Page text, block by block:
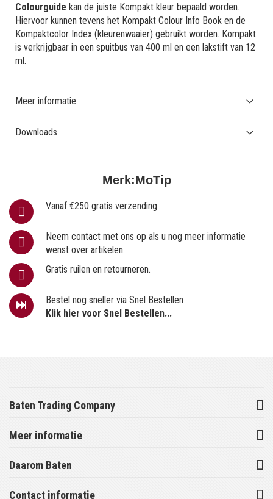
Merk:MoTip
Vanaf €250 gratis verzending
Neem contact met ons op als u nog meer informatie
wenst over artikelen.
Gratis ruilen en retourneren.
Bestel nog sneller via Snel Bestellen
Klik hier voor Snel Bestellen...
Colourguide kan de juiste Kompakt kleur bepaald worden.
Hiervoor kunnen tevens het Kompakt Colour Info Book en de
Kompaktcolor Index (kleurenwaaier) gebruikt worden. Kompakt
is verkrijgbaar in een spuitbus van 400 ml en een lakstift van 12
ml.
Meer informatie
Downloads
Baten Trading Company
Meer informatie
Daarom Baten
Contact informatie